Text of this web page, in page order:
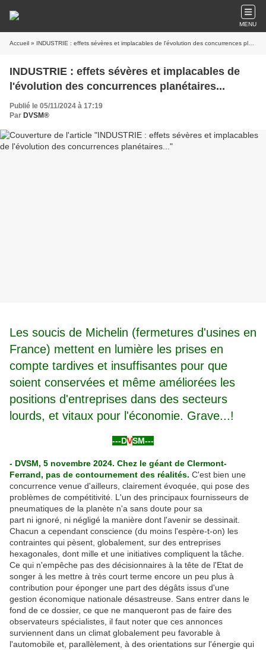
MENU
Accueil » INDUSTRIE : effets sévères et implacables de l'évolution des concurrences planétaires...
INDUSTRIE : effets sévères et implacables de
l'évolution des concurrences planétaires...
Publié le 05/11/2024 à 17:19
Par DVSM®
Les soucis de Michelin (fermetures d'usines en
France) mettent en lumière les prises en
compte tardives et insuffisantes pour que
soient conservées et même améliorées les
positions d'entreprises dans des secteurs
lourds, et vitaux pour l'économie. Grave...!
---DVSM---
- DVSM, 5 novembre 2024. Chez le géant de Clermont-
Ferrand, pas de contournement des réalités. C'est bien une
concurrence venue d'ailleurs, clairement évoquée, qui pose des
problèmes de compétitivité. L'un des principaux fournisseurs de
pneumatiques de la planète n'a sans doute pour sa
part ni ignoré, ni négligé la manière dont l'avenir se dessinait.
Chacun a cependant conscience (du moins l'espère-t-on) les
contraintes qui pèsent, globalement, sur des entreprises
hexagonales, dont mille et une initiatives compliquent la tâche.
Ce qui n'empêche pas des décisionnaires à la tête de l'Etat de
songer à les mettre à très court terme encore un peu plus à
contribution pour éponger une part des dégâts issus d'une
gestion économique nationale désastreuse. Sans entrer dans le
fond de ce dossier, ce que ne manqueront pas de faire des
observateurs spécialistes, il faut noter que ces annonces
surviennent dans un climat globalement peu favorable à
l'automobile et, parallèlement, à des orientations sur l'énergie qui